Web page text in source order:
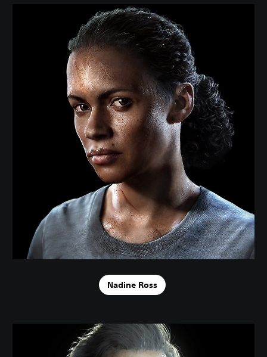
Nadine Ross